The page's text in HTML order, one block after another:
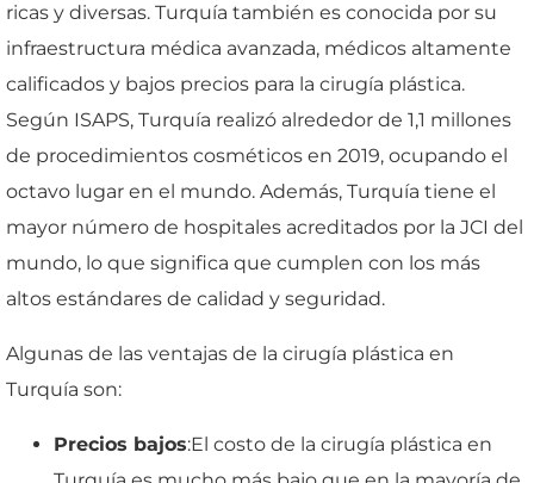
ricas y diversas. Turquía también es conocida por su
infraestructura médica avanzada, médicos altamente
calificados y bajos precios para la cirugía plástica.
Según ISAPS, Turquía realizó alrededor de 1,1 millones
de procedimientos cosméticos en 2019, ocupando el
octavo lugar en el mundo. Además, Turquía tiene el
mayor número de hospitales acreditados por la JCI del
mundo, lo que significa que cumplen con los más
altos estándares de calidad y seguridad.
Algunas de las ventajas de la cirugía plástica en
Turquía son:
Precios bajos:El costo de la cirugía plástica en